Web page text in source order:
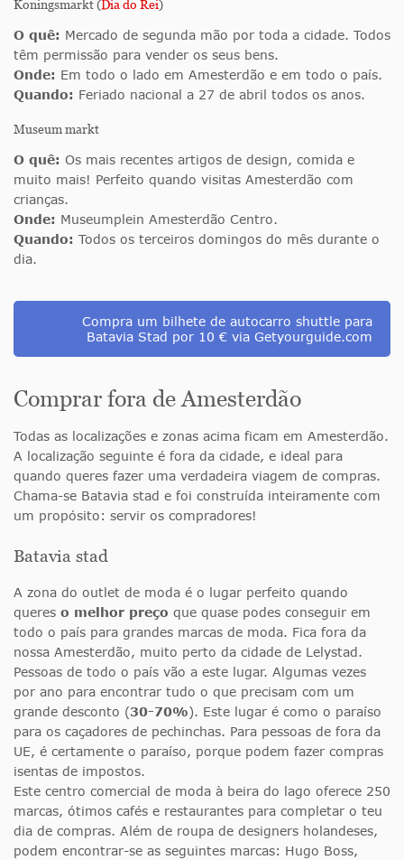
Koningsmarkt (Dia do Rei)
O quê: Mercado de segunda mão por toda a cidade. Todos
têm permissão para vender os seus bens.
Onde: Em todo o lado em Amesterdão e em todo o país.
Quando: Feriado nacional a 27 de abril todos os anos.
Museum markt
O quê: Os mais recentes artigos de design, comida e
muito mais! Perfeito quando visitas Amesterdão com
crianças.
Onde: Museumplein Amesterdão Centro.
Quando: Todos os terceiros domingos do mês durante o
dia.
Compra um bilhete de autocarro shuttle para
Batavia Stad por 10 € via Getyourguide.com
Comprar fora de Amesterdão
Todas as localizações e zonas acima ficam em Amesterdão.
A localização seguinte é fora da cidade, e ideal para
quando queres fazer uma verdadeira viagem de compras.
Chama-se Batavia stad e foi construída inteiramente com
um propósito: servir os compradores!
Batavia stad
A zona do outlet de moda é o lugar perfeito quando
queres o melhor preço que quase podes conseguir em
todo o país para grandes marcas de moda. Fica fora da
nossa Amesterdão, muito perto da cidade de Lelystad.
Pessoas de todo o país vão a este lugar. Algumas vezes
por ano para encontrar tudo o que precisam com um
grande desconto (30-70%). Este lugar é como o paraíso
para os caçadores de pechinchas. Para pessoas de fora da
UE, é certamente o paraíso, porque podem fazer compras
isentas de impostos.
Este centro comercial de moda à beira do lago oferece 250
marcas, ótimos cafés e restaurantes para completar o teu
dia de compras. Além de roupa de designers holandeses,
podem encontrar-se as seguintes marcas: Hugo Boss,